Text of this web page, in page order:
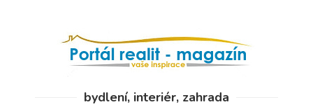
bydlení, interiér, zahrada